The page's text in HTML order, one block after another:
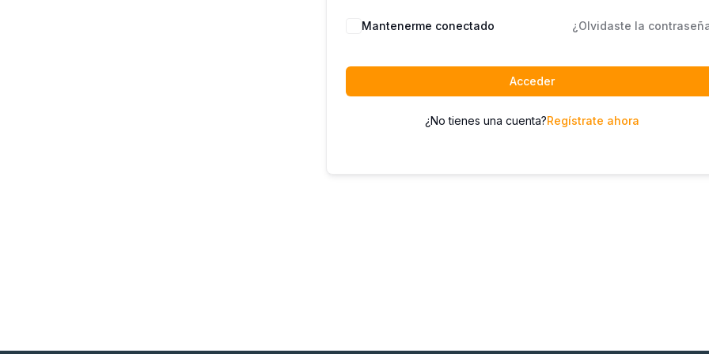
Mantenerme conectado ¿Olvidaste la
Acceder
¿No tienes una cuenta?Regístrate ahora